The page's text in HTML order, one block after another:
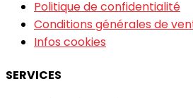
Politique de confidentialité
Conditions générales de
Infos cookies
SERVICES